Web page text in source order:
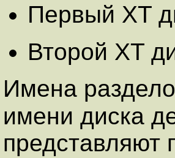
Первый XT
Второй XT
Имена
имени диска
представляют